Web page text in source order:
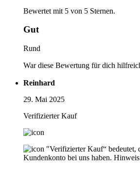
Bewertet mit 5 von 5 Sternen.
Gut
Rund
War diese Bewertung für dich
Reinhard
29. Mai 2025
Verifizierter Kauf
"Verifizierter Kauf“ bedeutet,
Kundenkonto bei uns haben. Hinweis